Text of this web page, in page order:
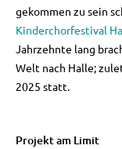
gekommen zu sein
Kinderchorfestival
Jahrzehnte lang
Welt nach Halle;
2025 statt.
Projekt am Limit